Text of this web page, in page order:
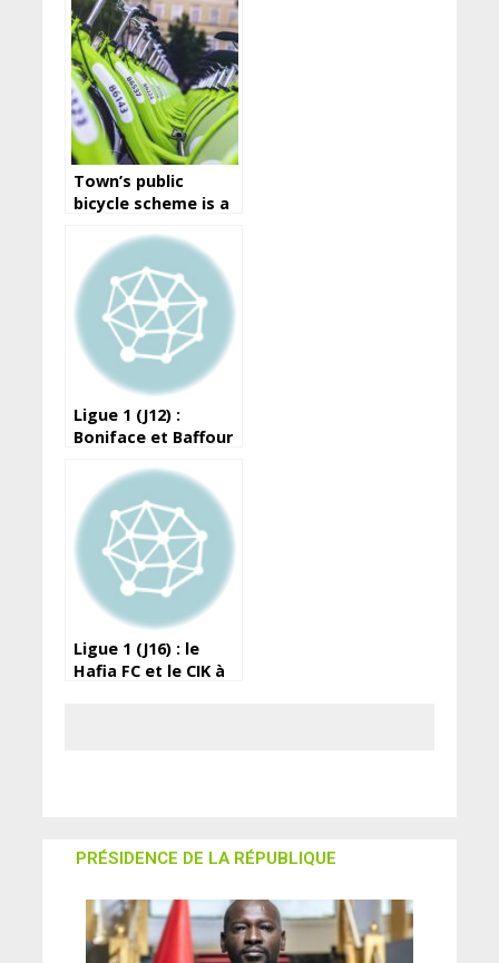
Town’s public
bicycle scheme is a
around the city
Ligue 1 (J12) :
Boniface et Baffour
devant les militaires
de l’ASFAG
Ligue 1 (J16) : le
Hafia FC et le CIK à
PRÉSIDENCE DE LA RÉPUBLIQUE